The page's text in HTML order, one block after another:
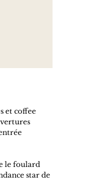
et coffee
le foulard
star de